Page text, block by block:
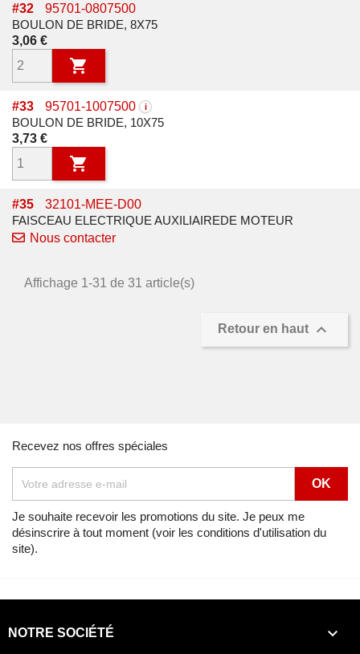
#32
95701-0807500
BOULON DE BRIDE, 8X75
Prix
3,06 €

#33 95701-1007500 i
BOULON DE BRIDE, 10X75
Prix
3,73 €

#35
32101-MEE-D00
FAISCEAU ELECTRIQUE AUXILIAIREDE MOTEUR
Nous contacter
Affichage 1-31 de 31 article(s)
Retour en haut 
Recevez nos offres spéciales
Je souhaite recevoir les promotions du site. Je peux me
désinscrire à tout moment (voir les conditions d'utilisation du
site).
NOTRE SOCIÉTÉ 